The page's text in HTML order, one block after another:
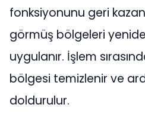
fonksiyonunu geri
görmüş bölgeleri
uygulanır. İşlem
bölgesi temizlenir ve
doldurulur.